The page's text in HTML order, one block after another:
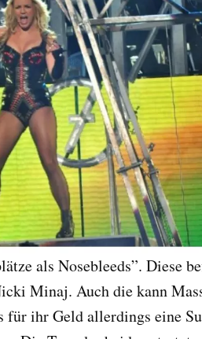
als Nosebleeds”. Diese
Minaj. Auch die kann
für ihr Geld allerdings eine